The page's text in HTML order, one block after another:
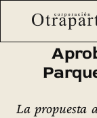
Saltar
contenido
Otraparte.org/
el
La propuesta